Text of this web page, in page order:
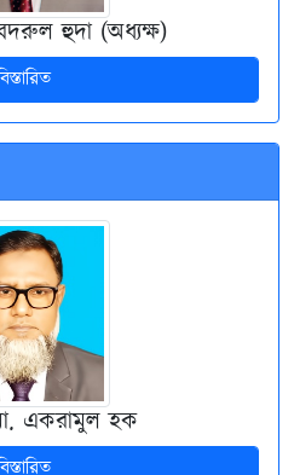
হুদা (অধ্যক্ষ)
একরামুল হক